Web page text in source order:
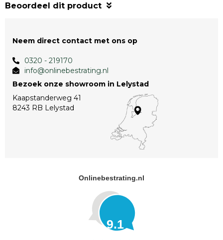
Beoordeel dit product
Neem direct contact met ons op
0320 - 219170
info@onlinebestrating.nl
Bezoek onze showroom in Lelystad
Kaapstanderweg 41
8243 RB Lelystad
Onlinebestrating.nl
9.1